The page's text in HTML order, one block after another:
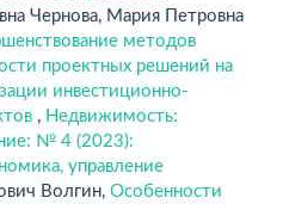
Чернова, Мария Петровна
методов
проектных решений на
инвестиционно-
, Недвижимость:
№ 4 (2023):
управление
Волгин, Особенности